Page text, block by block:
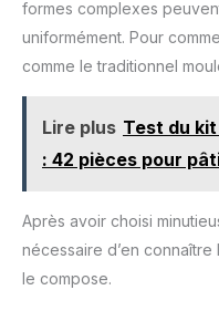
formes complexes
uniformément. Pour
comme le traditionnel
Lire plus Test du
: 42 pièces pour
Après avoir choisi
nécessaire d’en
le compose.